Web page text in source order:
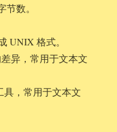
数。
UNIX 格式。
异，常用于文本文
具，常用于文本文